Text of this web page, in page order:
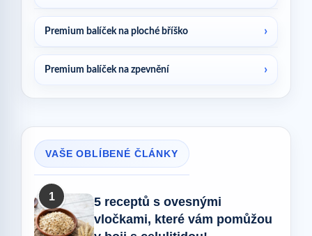
Premium balíček na ploché bříško
Premium balíček na zpevnění
VAŠE OBLÍBENÉ ČLÁNKY
1
5 receptů s ovesnými
vločkami, které vám pomůžou